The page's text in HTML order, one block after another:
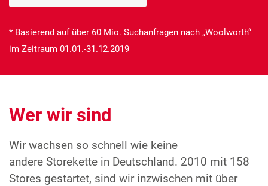
* Basierend auf über 60 Mio. Suchanfragen nach „Woolworth“
im Zeitraum 01.01.-31.12.2019
Wer wir sind
Wir wachsen so schnell wie keine
andere Storekette in Deutschland. 2010 mit 158
Stores gestartet, sind wir inzwischen mit über